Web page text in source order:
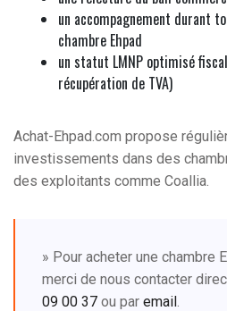
un accompagnement durant
chambre Ehpad
un statut LMNP optimisé
récupération de TVA)
Achat-Ehpad.com propose
investissements dans des
des exploitants comme Coallia.
» Pour acheter une chambre
merci de nous contacter
09 00 37 ou par email